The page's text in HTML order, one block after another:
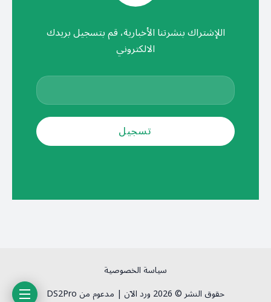
اللإشتراك بنشرتنا الأخبارية، قم بتسجيل بريدك
الالكتروني
سياسة الخصوصية
حقوق النشر © 2026 ورد الآن | مدعوم من DS2Pro